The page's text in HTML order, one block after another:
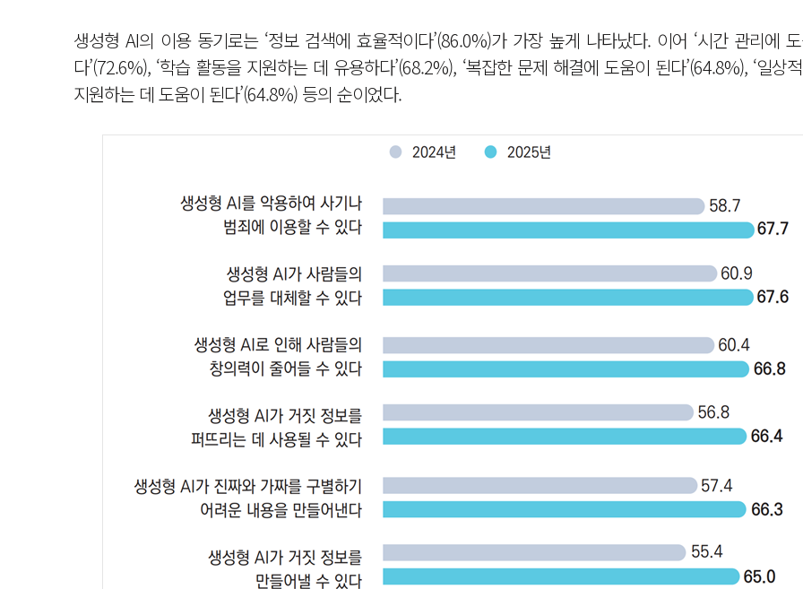
생성형 AI의 이용 동기로는 ‘정보 검색에 효율적이다’(86.0%)가 가장 높게 나타났다. 이어 ‘시간 관리에
다’(72.6%), ‘학습 활동을 지원하는 데 유용하다’(68.2%), ‘복잡한 문제 해결에 도움이 된다’(64.8%), ‘일상
지원하는 데 도움이 된다’(64.8%) 등의 순이었다.